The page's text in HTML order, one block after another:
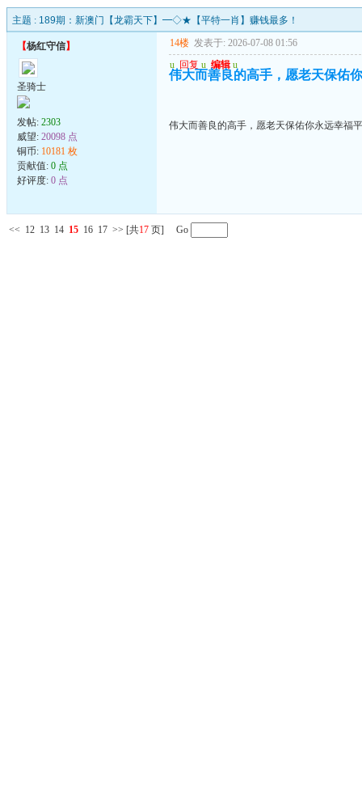
主题 : 189期：新澳门【龙霸天下】━◇★【平特一肖】赚钱最多！
【杨红守信】
圣骑士
发帖: 2303
威望: 20098 点
铜币: 10181 枚
贡献值: 0 点
好评度: 0 点
14楼 发表于: 2026-07-08 01:56
u 回复 u 编辑 u
伟大而善良的高手，愿老天保佑
伟大而善良的高手，愿老天保佑你永远幸福
<< 12 13 14 15 16 17 >> [共17 页] Go